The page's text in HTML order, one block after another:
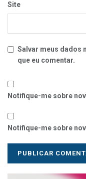
Site
Salvar meus dados
que eu comentar.
Notifique-me sobre
Notifique-me sobre